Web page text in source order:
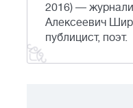
2016) —
Алексеевич
публицист, поэт.